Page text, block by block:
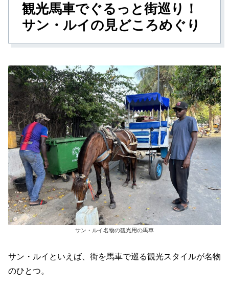
観光馬車でぐるっと街巡り！
サン・ルイの見どころめぐり
サン・ルイ名物の観光用の馬車
サン・ルイといえば、街を馬車で巡る観光スタイルが名物
のひとつ。